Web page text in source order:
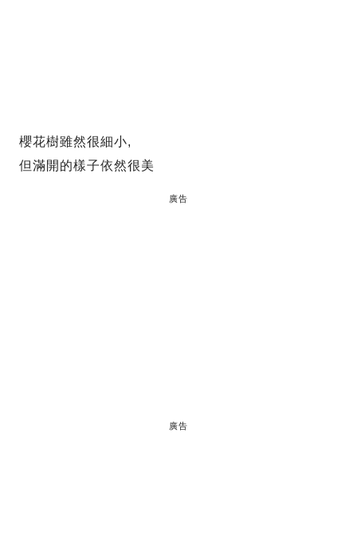
櫻花樹雖然很細小,
但滿開的樣子依然很美
廣告
廣告